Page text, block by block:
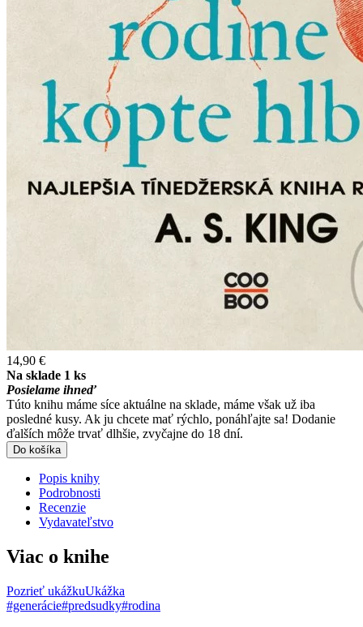
14,90 €
Na sklade 1 ks
Posielame ihneď
Túto knihu máme síce aktuálne na sklade, máme však už iba
posledné kusy. Ak ju chcete mať rýchlo, ponáhľajte sa! Dodanie
ďalších môže trvať dlhšie, zvyčajne do 18 dní.
Do košíka
Popis knihy
Podrobnosti
Recenzie
Vydavateľstvo
Viac o knihe
Pozrieť ukážkuUkážka
#generácie#predsudky#rodina